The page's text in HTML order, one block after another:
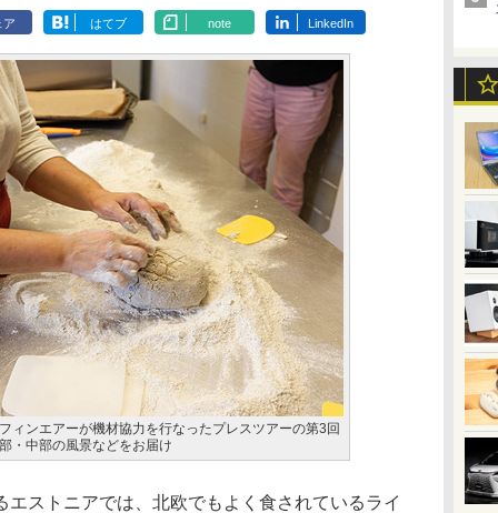
ア はてブ note LinkedIn
ィンエアーが機材協力を行なったプレスツアーの第3回
・中部の風景などをお届け
ストニアでは、北欧でもよく食されているライ